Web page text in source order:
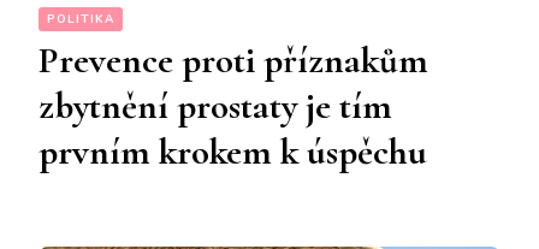
POLITIKA
Prevence proti příznakům
zbytnění prostaty je tím
prvním krokem k úspěchu